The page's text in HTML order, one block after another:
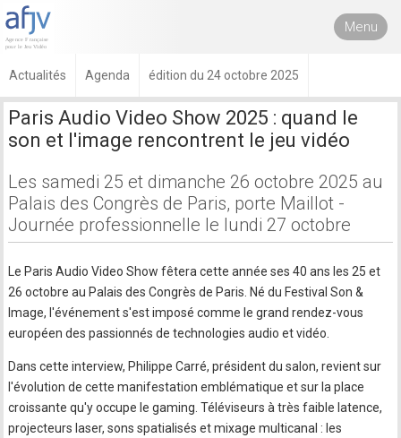
Menu
Actualités Agenda édition du 24 octobre 2025
Paris Audio Video Show 2025 : quand le
son et l'image rencontrent le jeu vidéo
Les samedi 25 et dimanche 26 octobre 2025 au
Palais des Congrès de Paris, porte Maillot -
Journée professionnelle le lundi 27 octobre
Le Paris Audio Video Show fêtera cette année ses 40 ans les 25 et
26 octobre au Palais des Congrès de Paris. Né du Festival Son &
Image, l'événement s'est imposé comme le grand rendez-vous
européen des passionnés de technologies audio et vidéo.
Dans cette interview, Philippe Carré, président du salon, revient sur
l'évolution de cette manifestation emblématique et sur la place
croissante qu'y occupe le gaming. Téléviseurs à très faible latence,
projecteurs laser, sons spatialisés et mixage multicanal : les